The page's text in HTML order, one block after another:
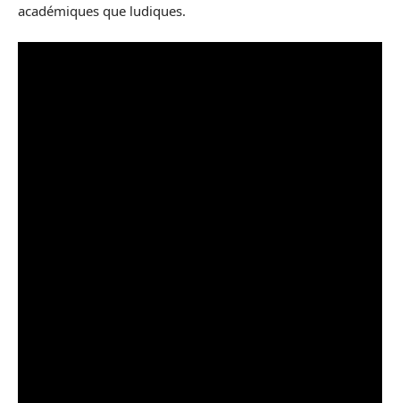
académiques que ludiques.